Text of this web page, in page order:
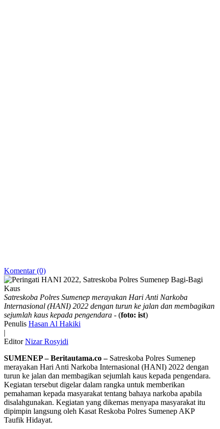
Komentar (0)
Satreskoba Polres Sumenep merayakan Hari Anti Narkoba
Internasional (HANI) 2022 dengan turun ke jalan dan membagikan
sejumlah kaus kepada pengendara - (foto: ist)
Penulis Hasan Al Hakiki
|
Editor Nizar Rosyidi
SUMENEP – Beritautama.co –Satreskoba Polres Sumenep
merayakan Hari Anti Narkoba Internasional (HANI) 2022 dengan
turun ke jalan dan membagikan sejumlah kaus kepada pengendara.
Kegiatan tersebut digelar dalam rangka untuk memberikan
pemahaman kepada masyarakat tentang bahaya narkoba apabila
disalahgunakan. Kegiatan yang dikemas menyapa masyarakat itu
dipimpin langsung oleh Kasat Reskoba Polres Sumenep AKP
Taufik Hidayat.